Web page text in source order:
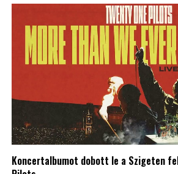
Koncertalbumot dobott le a Szigeten